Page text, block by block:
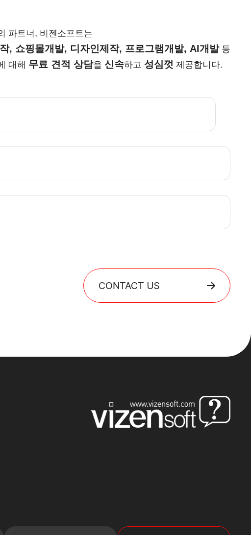
파트너, 비젠소프트는
, 쇼핑몰개발, 디자인제작, 프로그램개발, AI개발등
대해 무료 견적 상담을 신속하고 성심껏 제공합니다.
CONTACT US